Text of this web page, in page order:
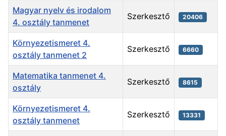
Magyar nyelv és irodalom
4. osztály tanmenet
Szerkesztő 20406
Környezetismeret 4.
osztály tanmenet 2
Szerkesztő 6660
Matematika tanmenet 4.
osztály
Szerkesztő 8615
Környezetismeret 4.
osztály tanmenet
Szerkesztő 13331